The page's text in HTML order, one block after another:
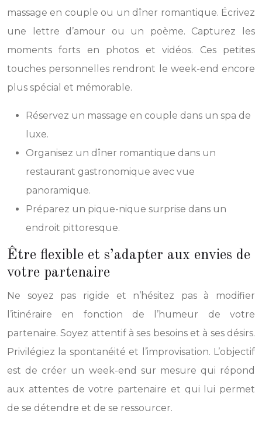
massage en couple ou un dîner romantique. Écrivez
une lettre d’amour ou un poème. Capturez les
moments forts en photos et vidéos. Ces petites
touches personnelles rendront le week-end encore
plus spécial et mémorable.
Réservez un massage en couple dans un spa de
luxe.
Organisez un dîner romantique dans un
restaurant gastronomique avec vue
panoramique.
Préparez un pique-nique surprise dans un
endroit pittoresque.
Être flexible et s’adapter aux envies de
votre partenaire
Ne soyez pas rigide et n’hésitez pas à modifier
l’itinéraire en fonction de l’humeur de votre
partenaire. Soyez attentif à ses besoins et à ses désirs.
Privilégiez la spontanéité et l’improvisation. L’objectif
est de créer un week-end sur mesure qui répond
aux attentes de votre partenaire et qui lui permet
de se détendre et de se ressourcer.